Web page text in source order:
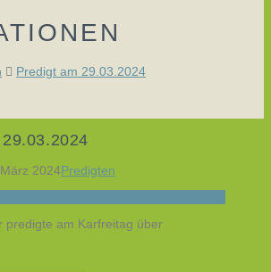
Predigt am 29.03.2024
2024Predigten
predigte am Karfreitag über